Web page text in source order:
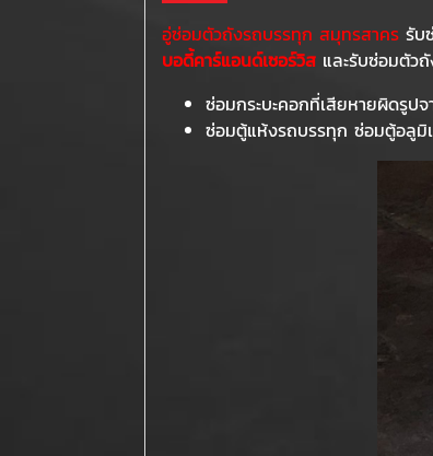
อู่ซ่อมตัวถังรถบรรทุก สมุทรสาคร รับ
บอดี้คาร์แอนด์เซอร์วิส และรับซ่อมตัว
ซ่อมกระบะคอกที่เสียหายผิดรูป
ซ่อมตู้แห้งรถบรรทุก ซ่อมตู้อลูมิ